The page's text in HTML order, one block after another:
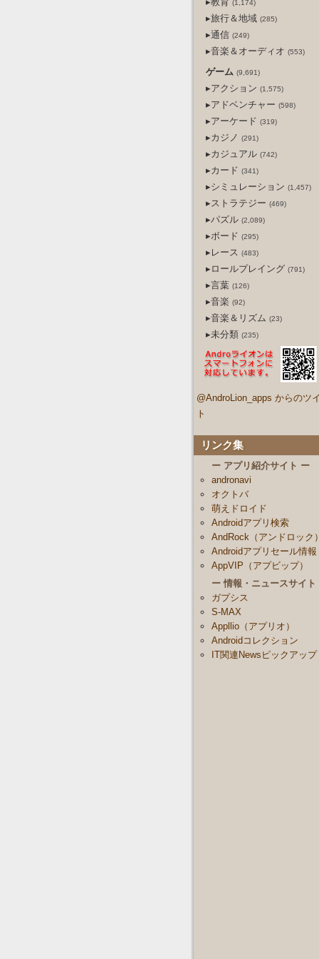
(1,174)
▸旅行＆地域 (285)
▸通信 (249)
▸音楽＆オーディオ (553)
ゲーム (9,691)
▸アクション (1,575)
▸アドベンチャー (598)
▸アーケード (319)
▸カジノ (291)
▸カジュアル (742)
▸カード (341)
▸シミュレーション (1,457)
▸ストラテジー (469)
▸パズル (2,089)
▸ボード (295)
▸レース (483)
▸ロールプレイング (791)
▸言葉 (126)
▸音楽 (92)
▸音楽＆リズム (23)
▸未分類 (235)
@AndroLion_apps からのツ
ト
リンク集
ー アプリ紹介サイト ー
andronavi
オクトバ
萌えドロイド
Androidアプリ検索
AndRock（アンドロック
Androidアプリセール情報
AppVIP（アプビップ）
ー 情報・ニュースサイト
ガプシス
S-MAX
Appllio（アプリオ）
Androidコレクション
IT関連Newsピックアップ